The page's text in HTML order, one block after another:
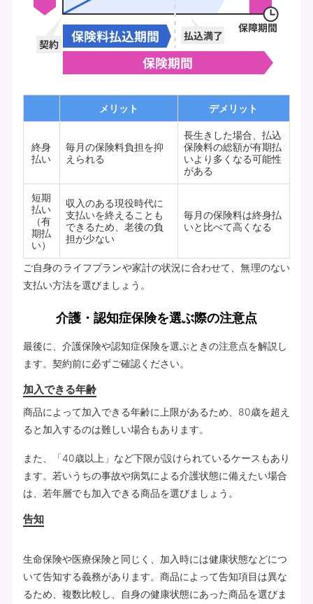
メリット デメリット
終身
払い
毎月の保険料負担を抑
えられる
長生きした場合、払込
保険料の総額が有期払
いより多くなる可能性
がある
短期
払い
（有
期払
い）
収入のある現役時代に
支払いを終えることも
できるため、老後の負
担が少ない
毎月の保険料は終身払
いと比べて高くなる
ご自身のライフプランや家計の状況に合わせて、無理のない
支払い方法を選びましょう。
介護・認知症保険を選ぶ際の注意点
最後に、介護保険や認知症保険を選ぶときの注意点を解説し
ます。契約前に必ずご確認ください。
加入できる年齢
商品によって加入できる年齢に上限があるため、80歳を超え
ると加入するのは難しい場合もあります。
また、「40歳以上」など下限が設けられているケースもあり
ます。若いうちの事故や病気による介護状態に備えたい場合
は、若年層でも加入できる商品を選びましょう。
告知
生命保険や医療保険と同じく、加入時には健康状態などにつ
いて告知する義務があります。商品によって告知項目は異な
るため、複数比較し、自身の健康状態にあった商品を選びま